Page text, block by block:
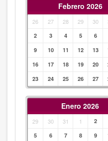
Febrero 2026
26 27 28 29 30
2
3 4 5 6
9
10 11 12 13
16
17 18 19 20
23
24 25 26 27
Enero 2026
29 30 31 1 2
5
6 7 8 9